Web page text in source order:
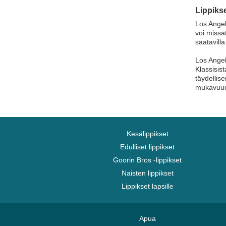
Los Angeles Kings
Los Angeles Rams
Los Troncos FC
Manchester City Football Club
Manchester United Football Club
Los
voi
Los
Kesälippikset
Edulliset lippikset
Goorin Bros -lippikset
Naisten lippikset
Lippikset lapsille
Apua